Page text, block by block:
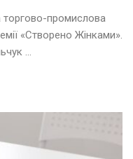
торгово-промислова
«Створено Жінками».
...